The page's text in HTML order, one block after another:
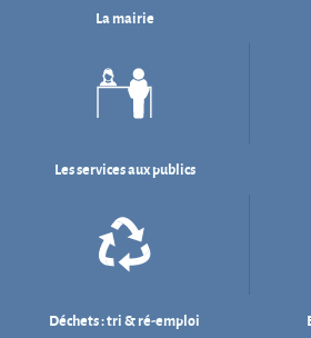
Les services aux publics
Déchets : tri & ré-emploi
l'Echo de Montagne